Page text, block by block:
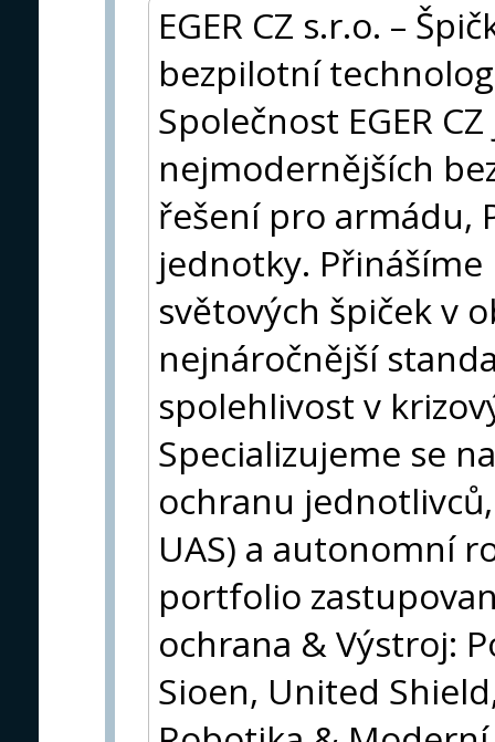
EGER CZ s.r.o. –
bezpilotní
Společnost EGER
nejmodernějších
řešení pro armádu,
jednotky.
světových špiček v
nejnáročnější
spolehlivost v
Specializujeme se
ochranu
UAS) a autonomní
portfolio
ochrana & Výstroj:
Sioen, United